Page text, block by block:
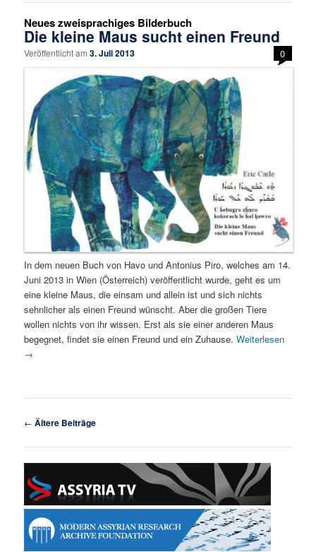
Neues zweisprachiges Bilderbuch
Die kleine Maus sucht einen Freund
Veröffentlicht am3. Juli 2013 0
In dem neuen Buch von Havo und Antonius Piro, welches am 14.
Juni 2013 in Wien (Österreich) veröffentlicht wurde, geht es um
eine kleine Maus, die einsam und allein ist und sich nichts
sehnlicher als einen Freund wünscht. Aber die großen Tiere
wollen nichts von ihr wissen. Erst als sie einer anderen Maus
begegnet, findet sie einen Freund und ein Zuhause.Weiterlesen
→
Beitragsnavigation
← Ältere Beiträge